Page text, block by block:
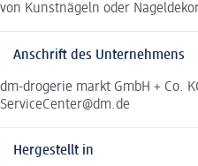
von Kunstnägeln oder
Anschrift des Unternehmens
dm-drogerie markt GmbH + Co.
ServiceCenter@dm.de
Hergestellt in